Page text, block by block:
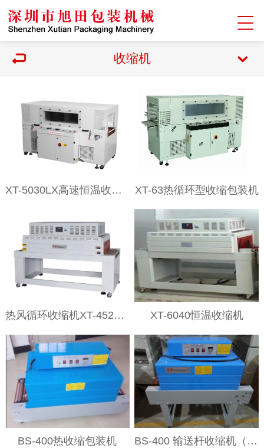
收缩机
XT-5030LX高速恒温收缩包装机 XT-63热循环型收缩包装机
热风循环收缩机XT-4522LN XT-6040恒温收缩机
BS-400热收缩包装机 BS-400 输送杆收缩机（带脚架）